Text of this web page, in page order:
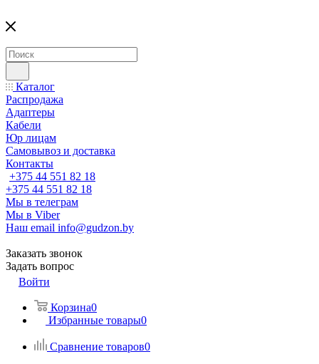
Каталог
Распродажа
Адаптеры
Кабели
Юр лицам
Самовывоз и доставка
Контакты
+375 44 551 82 18
+375 44 551 82 18
Мы в телеграм
Мы в Viber
Наш email info@gudzon.by
Заказать звонок
Задать вопрос
Войти
Корзина0
Избранные товары0
Сравнение товаров0